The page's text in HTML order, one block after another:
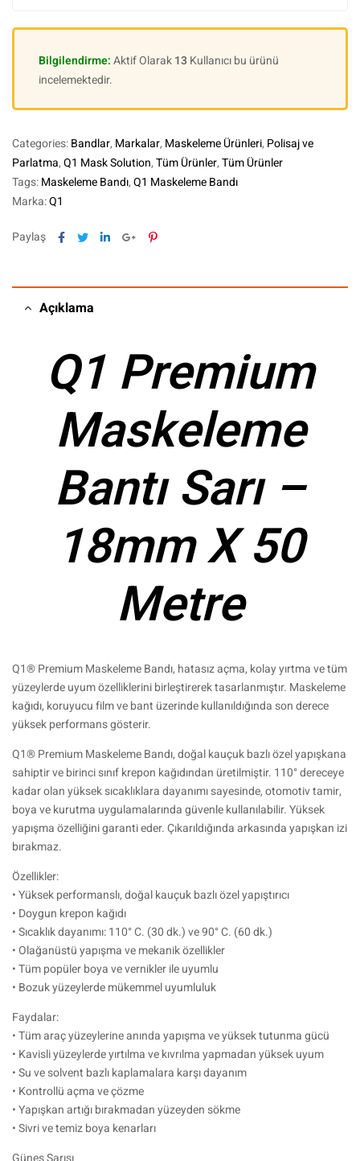
Bilgilendirme:Aktif Olarak13Kullanıcı bu ürünü
incelemektedir.
Categories:Bandlar, Markalar, Maskeleme Ürünleri, Polisaj ve
Parlatma,Q1 Mask Solution,Tüm Ürünler,Tüm Ürünler
Tags:Maskeleme Bandı,Q1 Maskeleme Bandı
Marka:Q1
Paylaş Facebook
TwitterLinkedinGoogle+Pinterest
Açıklama
Q1 Premium
Maskeleme
Bantı Sarı –
18mm X 50
Metre
Q1® Premium Maskeleme Bandı, hatasız açma, kolay yırtma ve tüm
yüzeylerde uyum özelliklerini birleştirerek tasarlanmıştır. Maskeleme
kağıdı, koruyucu film ve bant üzerinde kullanıldığında son derece
yüksek performans gösterir.
Q1® Premium Maskeleme Bandı, doğal kauçuk bazlı özel yapışkana
sahiptir ve birinci sınıf krepon kağıdından üretilmiştir. 110° dereceye
kadar olan yüksek sıcaklıklara dayanımı sayesinde, otomotiv tamir,
boya ve kurutma uygulamalarında güvenle kullanılabilir. Yüksek
yapışma özelliğini garanti eder. Çıkarıldığında arkasında yapışkan izi
bırakmaz.
Özellikler:
• Yüksek performanslı, doğal kauçuk bazlı özel yapıştırıcı
• Doygun krepon kağıdı
• Sıcaklık dayanımı: 110° C. (30 dk.) ve 90° C. (60 dk.)
• Olağanüstü yapışma ve mekanik özellikler
• Tüm popüler boya ve vernikler ile uyumlu
• Bozuk yüzeylerde mükemmel uyumluluk
Faydalar:
• Tüm araç yüzeylerine anında yapışma ve yüksek tutunma gücü
• Kavisli yüzeylerde yırtılma ve kıvrılma yapmadan yüksek uyum
• Su ve solvent bazlı kaplamalara karşı dayanım
• Kontrollü açma ve çözme
• Yapışkan artığı bırakmadan yüzeyden sökme
• Sivri ve temiz boya kenarları